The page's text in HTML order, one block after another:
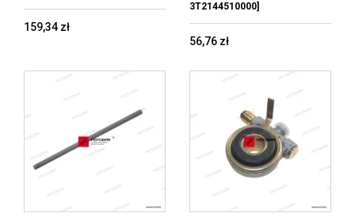
159,34 zł
3T2144510000]
56,76 zł